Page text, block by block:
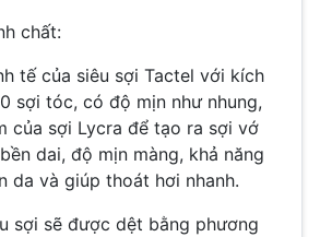
chất:
tế của siêu sợi Tactel với kích
sợi tóc, có độ mịn như nhung,
của sợi Lycra để tạo ra sợi vớ
dai, độ mịn màng, khả năng
da và giúp thoát hơi nhanh.
sợi sẽ được dệt bằng phương